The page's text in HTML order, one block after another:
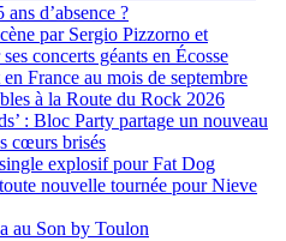
d’absence ?
par Sergio Pizzorno et
concerts géants en Écosse
France au mois de septembre
à la Route du Rock 2026
: Bloc Party partage un nouveau
cœurs brisés
explosif pour Fat Dog
nouvelle tournée pour Nieve
au Son by Toulon